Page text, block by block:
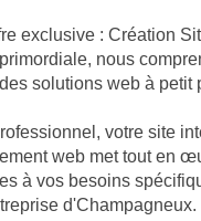
exclusive : Création
nous
solutions web à
votre site
web met tout en
à vos besoins
d'Champagneux.